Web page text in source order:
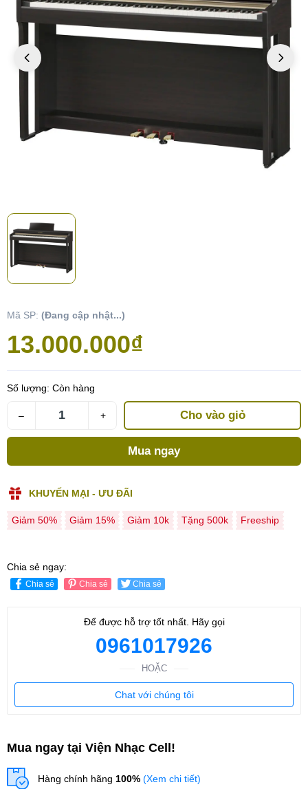
Mã SP: (Đang cập nhật...)
13.000.000₫
Số lượng: Còn hàng
– + Cho vào giỏ
Mua ngay
KHUYẾN MẠI - ƯU ĐÃI
Giảm 50% Giảm 15% Giảm 10k Tặng 500k Freeship
Chia sẻ ngay:
Chia sẻ Chia sẻ Chia sẻ
Để được hỗ trợ tốt nhất. Hãy gọi
0961017926
HOẶC
Chat với chúng tôi
Mua ngay tại Viện Nhạc Cell!
Hàng chính hãng 100% (Xem chi tiết)